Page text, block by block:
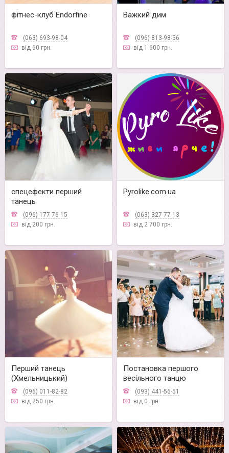
фітнес-клуб Endorfine
(063) 693-98-04
від 60 грн.
Важкий дим
(096) 813-98-56
від 1 600 грн.
спецефекти перший
танець
(096) 177-76-15
від 200 грн.
Pyrolike.com.ua
(063) 327-77-13
від 2 700 грн.
Перший танець
(Хмельницький)
(096) 011-82-82
від 250 грн.
Постановка першого
весільного танцю
(093) 441-56-51
від 0 грн.